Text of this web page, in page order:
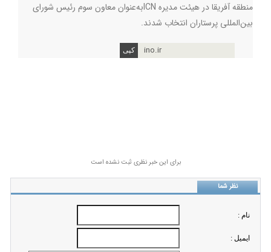
منطقه آفریقا در هیئت مدیره ICNبه‌عنوان معاون سوم رئیس شورای
بین‌المللی پرستاران انتخاب شدند.
ino.ir
برای این خبر نظری ثبت نشده است
نظر شما
نام :
ايميل :